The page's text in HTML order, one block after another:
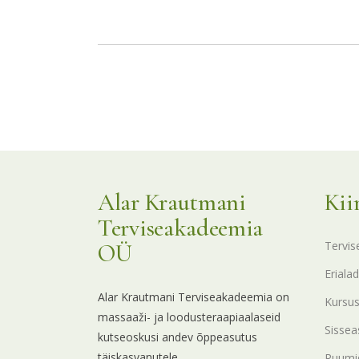
Alar Krautmani
Terviseakadeemia
OÜ
Alar Krautmani Terviseakadeemia on
massaaži- ja loodusteraapiaalaseid
kutseoskusi andev õppeasutus
Erialad